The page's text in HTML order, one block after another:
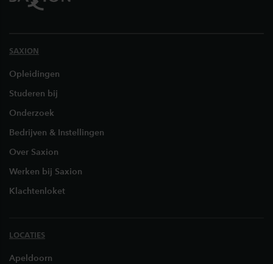
SAXION
Opleidingen
Studeren bij
Onderzoek
Bedrijven & Instellingen
Over Saxion
Werken bij Saxion
Klachtenloket
LOCATIES
Apeldoorn